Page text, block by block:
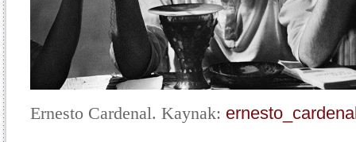
Ernesto Cardenal. Kaynak: